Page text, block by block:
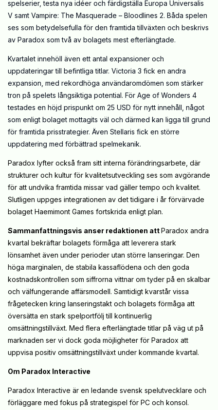
spelserier, testa nya idéer och färdigställa Europa Universalis
V samt Vampire: The Masquerade – Bloodlines 2. Båda spelen
ses som betydelsefulla för den framtida tillväxten och beskrivs
av Paradox som två av bolagets mest efterlängtade.
Kvartalet innehöll även ett antal expansioner och
uppdateringar till befintliga titlar. Victoria 3 fick en andra
expansion, med rekordhöga användaromdömen som stärker
tron på spelets långsiktiga potential. För Age of Wonders 4
testades en höjd prispunkt om 25 USD för nytt innehåll, något
som enligt bolaget mottagits väl och därmed kan ligga till grund
för framtida prisstrategier. Även Stellaris fick en större
uppdatering med förbättrad spelmekanik.
Paradox lyfter också fram sitt interna förändringsarbete, där
strukturer och kultur för kvalitetsutveckling ses som avgörande
för att undvika framtida missar vad gäller tempo och kvalitet.
Slutligen uppges integrationen av det tidigare i år förvärvade
bolaget Haemimont Games fortskrida enligt plan.
Sammanfattningsvis anser redaktionen attParadox andra
kvartal bekräftar bolagets förmåga att leverera stark
lönsamhet även under perioder utan större lanseringar. Den
höga marginalen, de stabila kassaflödena och den goda
kostnadskontrollen som siffrorna vittnar om tyder på en skalbar
och välfungerande affärsmodell. Samtidigt kvarstår vissa
frågetecken kring lanseringstakt och bolagets förmåga att
översätta en stark spelportfölj till kontinuerlig
omsättningstillväxt. Med flera efterlängtade titlar på väg ut på
marknaden ser vi dock goda möjligheter för Paradox att
uppvisa positiv omsättningstillväxt under kommande kvartal.
Om Paradox Interactive
Paradox Interactive är en ledande svensk spelutvecklare och
förläggare med fokus på strategispel för PC och konsol.